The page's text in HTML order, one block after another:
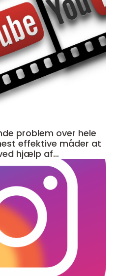
problem over hele
effektive måder at
hjælp af